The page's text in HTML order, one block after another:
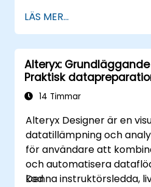
Lära sig hur man
för att hämta och
Använda Alteryx
Python och R.
LÄS MER...
Alteryx:
Praktisk
automatisering
14 Timmar
Alteryx Designer är en
datatillämpning och
för användare att
och automatisera
kod.
Denna instruktörsledda,